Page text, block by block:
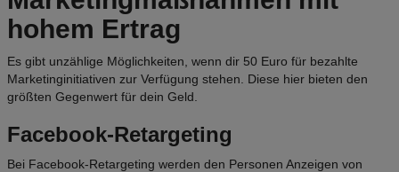
hohem Ertrag
Es gibt unzählige Möglichkeiten, wenn dir 50 Euro für bezahlte
Marketinginitiativen zur Verfügung stehen. Diese hier bieten den
größten Gegenwert für dein Geld.
Facebook-Retargeting
Bei Facebook-Retargeting werden den Personen Anzeigen von